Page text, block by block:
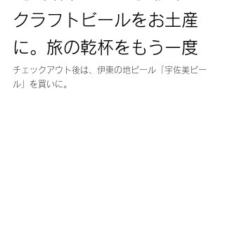
クラフトビールをお土産
に。旅の乾杯をもう一度
チェックアウト後は、伊東の地ビール「宇佐美ビー
ル」を買いに。